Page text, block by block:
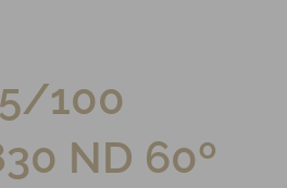
100
ND 60º